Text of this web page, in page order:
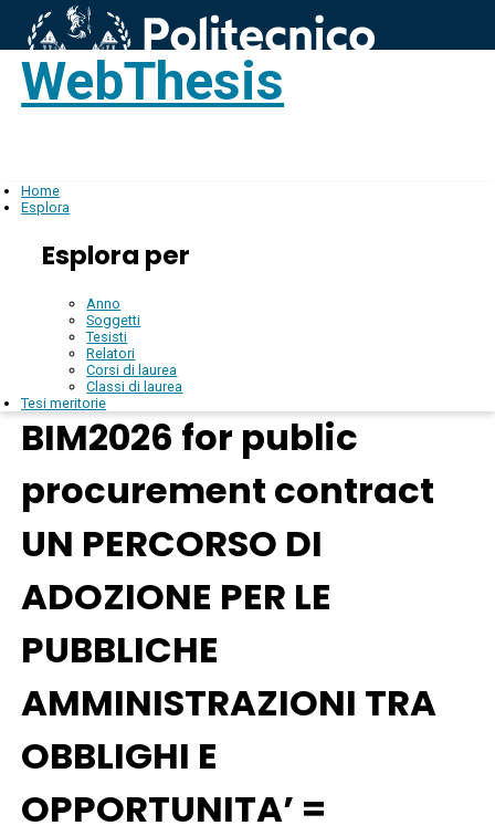
WebThesis
Home
Esplora
Esplora per
Anno
Soggetti
Tesisti
Relatori
Corsi di laurea
Classi di laurea
Tesi meritorie
BIM2026 for public
procurement contract
UN PERCORSO DI
ADOZIONE PER LE
PUBBLICHE
AMMINISTRAZIONI TRA
OBBLIGHI E
OPPORTUNITA’ =